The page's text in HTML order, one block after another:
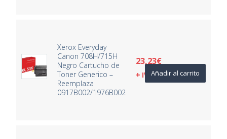
Xerox Everyday
Canon 708H/715H
Negro Cartucho de
Toner Generico –
Reemplaza
0917B002/1976B002
23,23€
+ IVAAñadir al carrito